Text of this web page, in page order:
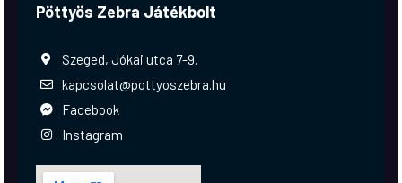
Pöttyös Zebra Játékbolt
Szeged, Jókai utca 7-9.
kapcsolat@pottyoszebra.hu
Facebook
Instagram